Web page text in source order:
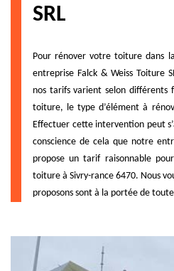
SRL
Pour rénover votre toiture dans
entreprise Falck & Weiss Toiture
nos tarifs varient selon
toiture, le type d’élément à
Effectuer cette intervention peut
conscience de cela que notre
propose un tarif raisonnable
toiture à Sivry-rance 6470. Nous
proposons sont à la portée de